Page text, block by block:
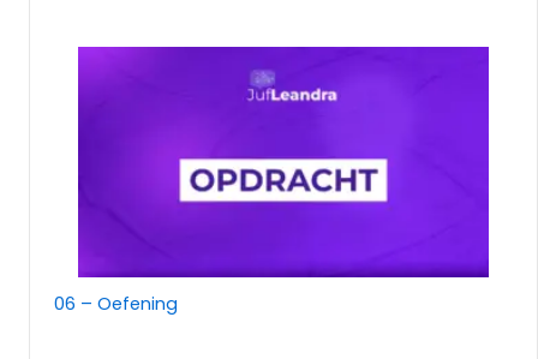
06 – Oefening